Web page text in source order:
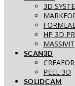
3D
HP 3D
MASSIVIT
SCAN3D
PEEL 3D
SOLIDCAM